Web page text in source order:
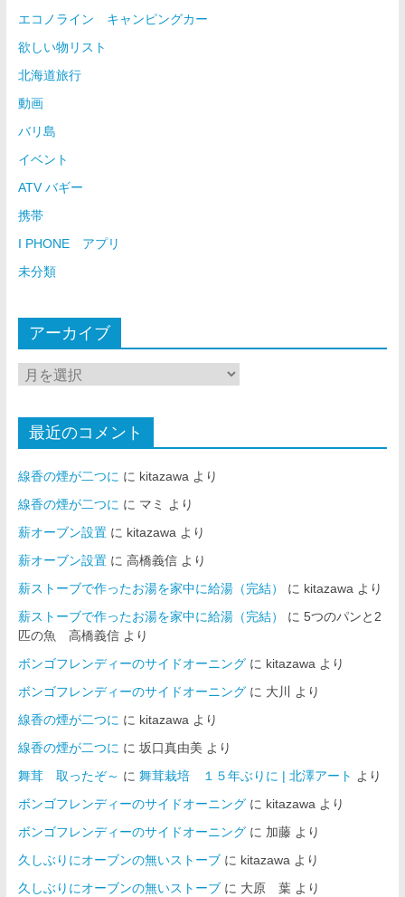
エコノライン キャンピングカー
欲しい物リスト
北海道旅行
動画
バリ島
イベント
ATV バギー
携帯
I PHONE アプリ
未分類
アーカイブ
最近のコメント
線香の煙が二つに に kitazawaより
線香の煙が二つに に マミ より
薪オーブン設置に kitazawaより
薪オーブン設置に 高橋義信より
薪ストーブで作ったお湯を家中に給湯（完結）
に kitazawaより
薪ストーブで作ったお湯を家中に給湯（完結）
に 5つのパンと2
匹の魚 高橋義信より
ボンゴフレンディーのサイドオーニングに kitazawaより
ボンゴフレンディーのサイドオーニングに 大川
より
線香の煙が二つに に kitazawaより
線香の煙が二つに に 坂口真由美 より
舞茸 取ったぞ～ に 舞茸栽培 １５年ぶりに | 北澤アート より
ボンゴフレンディーのサイドオーニングに kitazawaより
ボンゴフレンディーのサイドオーニングに 加藤より
久しぶりにオーブンの無いストーブに kitazawaより
久しぶりにオーブンの無いストーブに 大原 葉より